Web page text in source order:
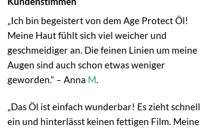
„Ich bin begeistert von dem Age Protect Öl!
Meine Haut fühlt sich viel weicher und
geschmeidiger an. Die feinen Linien um meine
Augen sind auch schon etwas weniger
geworden.“ – Anna M.
„Das Öl ist einfach wunderbar! Es zieht schnell
ein und hinterlässt keinen fettigen Film. Meine